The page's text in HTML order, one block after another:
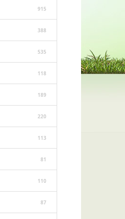
915
388
535
118
189
220
113
81
110
87